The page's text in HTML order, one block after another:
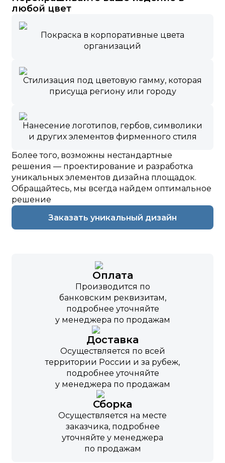
любой цвет
Покраска в корпоративные цвета
организаций
Стилизация под цветовую гамму, которая
присуща региону или городу
Нанесение логотипов, гербов, символики
и других элементов фирменного стиля
Более того, возможны нестандартные
решения — проектирование и разработка
уникальных элементов дизайна площадок.
Обращайтесь, мы всегда найдем оптимальное
решение
Заказать уникальный дизайн
Оплата
Производится по
банковским реквизитам,
подробнее уточняйте
у менеджера по продажам
Доставка
Осуществляется по всей
территории России и за рубеж,
подробнее уточняйте
у менеджера по продажам
Сборка
Осуществляется на месте
заказчика, подробнее
уточняйте у менеджера
по продажам